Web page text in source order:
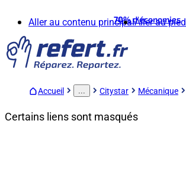
Aller au contenu principalAller au
70%d'économies
Accueil ... Citystar Mécanique
Certains liens sont masqués